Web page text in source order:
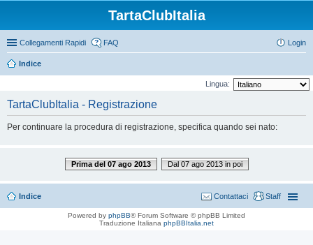
TartaClubItalia
Collegamenti Rapidi FAQ Login
Indice
Lingua:
TartaClubItalia - Registrazione
Per continuare la procedura di registrazione, specifica quando sei nato:
Prima del 07 ago 2013 Dal 07 ago 2013 in poi
Indice Staff
Contattaci
Powered by phpBB® Forum Software © phpBB Limited
Traduzione Italiana phpBBItalia.net